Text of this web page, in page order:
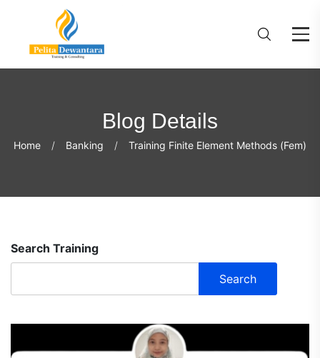
Blog Details
Home Banking Training Finite Element Methods (Fem)
Search Training
Search